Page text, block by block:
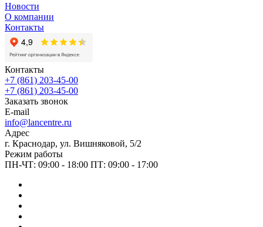
Новости
О компании
Контакты
Контакты
+7 (861) 203-45-00
+7 (861) 203-45-00
Заказать звонок
E-mail
info@lancentre.ru
Адрес
г. Краснодар, ул. Вишняковой, 5/2
Режим работы
ПН-ЧТ: 09:00 - 18:00 ПТ: 09:00 - 17:00